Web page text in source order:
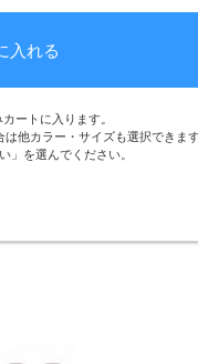
入れる
ートに入ります。
は他カラー・サイズも選択できま
」を選んでください。